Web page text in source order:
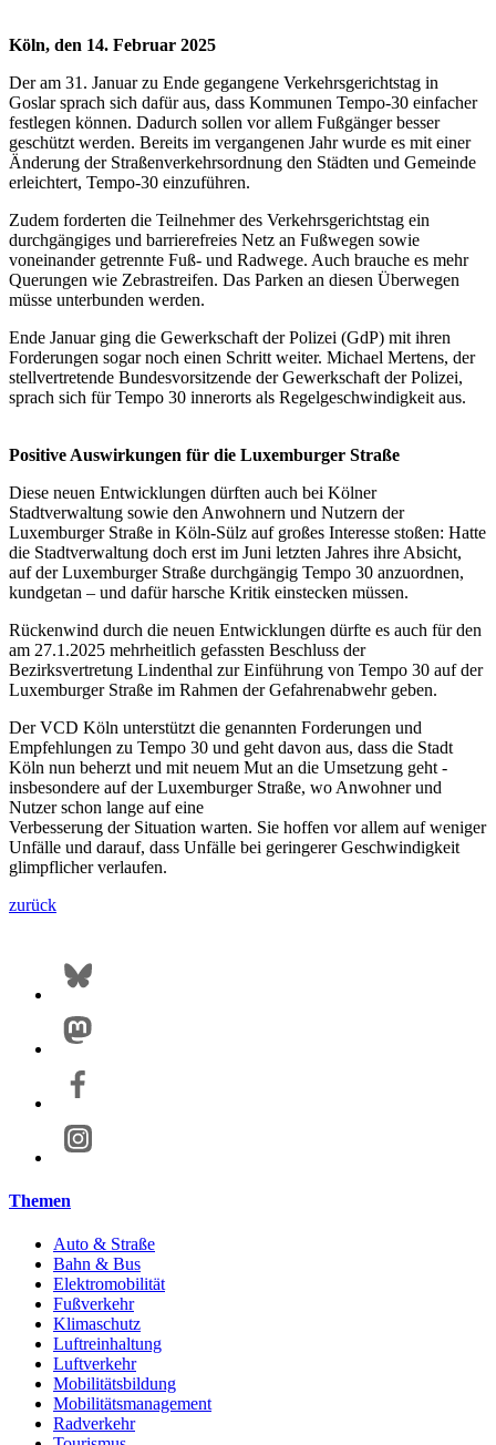
Köln, den 14. Februar 2025
Der am 31. Januar zu Ende gegangene Verkehrsgerichtstag in
Goslar sprach sich dafür aus, dass Kommunen Tempo-30 einfacher
festlegen können. Dadurch sollen vor allem Fußgänger besser
geschützt werden. Bereits im vergangenen Jahr wurde es mit einer
Änderung der Straßenverkehrsordnung den Städten und Gemeinde
erleichtert, Tempo-30 einzuführen.
Zudem forderten die Teilnehmer des Verkehrsgerichtstag ein
durchgängiges und barrierefreies Netz an Fußwegen sowie
voneinander getrennte Fuß- und Radwege. Auch brauche es mehr
Querungen wie Zebrastreifen. Das Parken an diesen Überwegen
müsse unterbunden werden.
Ende Januar ging die Gewerkschaft der Polizei (GdP) mit ihren
Forderungen sogar noch einen Schritt weiter. Michael Mertens, der
stellvertretende Bundesvorsitzende der Gewerkschaft der Polizei,
sprach sich für Tempo 30 innerorts als Regelgeschwindigkeit aus.
Positive Auswirkungen für die Luxemburger Straße
Diese neuen Entwicklungen dürften auch bei Kölner
Stadtverwaltung sowie den Anwohnern und Nutzern der
Luxemburger Straße in Köln-Sülz auf großes Interesse stoßen: Hatte
die Stadtverwaltung doch erst im Juni letzten Jahres ihre Absicht,
auf der Luxemburger Straße durchgängig Tempo 30 anzuordnen,
kundgetan – und dafür harsche Kritik einstecken müssen.
Rückenwind durch die neuen Entwicklungen dürfte es auch für den
am 27.1.2025 mehrheitlich gefassten Beschluss der
Bezirksvertretung Lindenthal zur Einführung von Tempo 30 auf der
Luxemburger Straße im Rahmen der Gefahrenabwehr geben.
Der VCD Köln unterstützt die genannten Forderungen und
Empfehlungen zu Tempo 30 und geht davon aus, dass die Stadt
Köln nun beherzt und mit neuem Mut an die Umsetzung geht -
insbesondere auf der Luxemburger Straße, wo Anwohner und
Nutzer schon lange auf eine
Verbesserung der Situation warten. Sie hoffen vor allem auf weniger
Unfälle und darauf, dass Unfälle bei geringerer Geschwindigkeit
glimpflicher verlaufen.
zurück
Themen
Auto & Straße
Bahn & Bus
Elektromobilität
Fußverkehr
Klimaschutz
Luftreinhaltung
Luftverkehr
Mobilitätsbildung
Mobilitätsmanagement
Radverkehr